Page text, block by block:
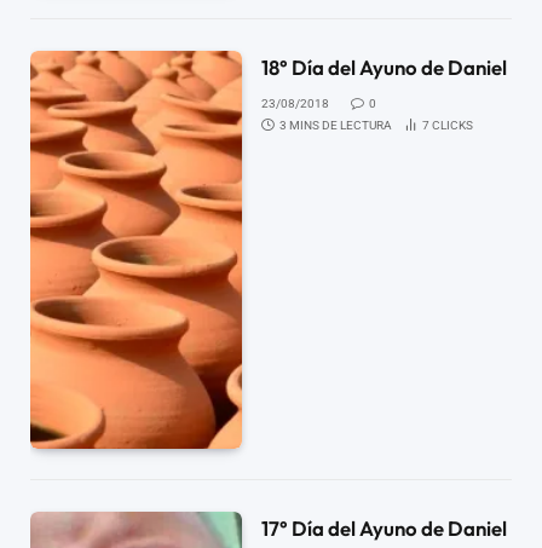
18° Día del Ayuno de Daniel
23/08/2018
0
3 MINS DE LECTURA
7CLICKS
17° Día del Ayuno de Daniel